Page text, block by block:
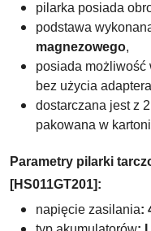
pilarka posiada o
podstawa
magnezowego,
posiada możliwość
bez użycia
dostarczana jestz
pakowana w
Parametry pilarki
[HS011GT201]:
napięcie zasilania: